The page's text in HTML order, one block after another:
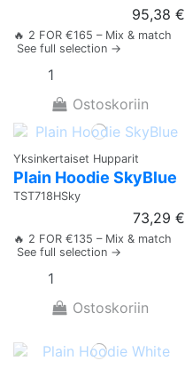
95,38 €
🔥 2 FOR €165 – Mix & match
See full selection →
Ostoskoriin
Yksinkertaiset Hupparit
Plain Hoodie SkyBlue
TST718HSky
73,29 €
🔥 2 FOR €135 – Mix & match
See full selection →
Ostoskoriin